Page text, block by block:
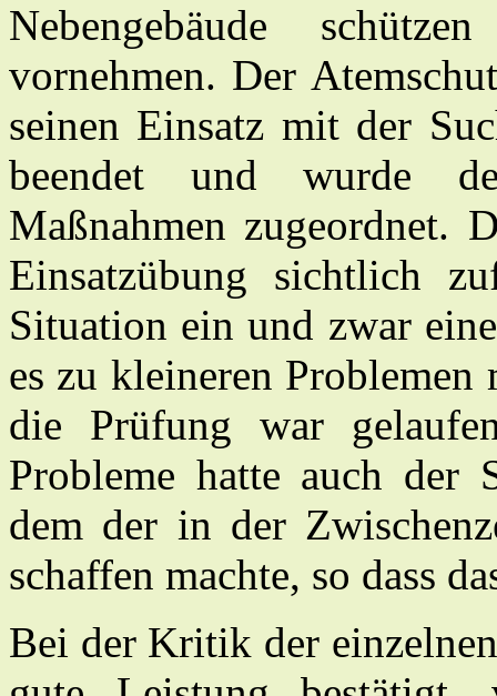
Nebengebäude
vornehmen. Der
seinen Einsatz mit der
beendet und wurde
Maßnahmen zugeordnet.
Einsatzübung sichtlich
Situation ein und zwar
es zu kleineren
die Prüfung war
Probleme hatte auch der
dem der in der
schaffen machte, so dass
Bei der Kritik der